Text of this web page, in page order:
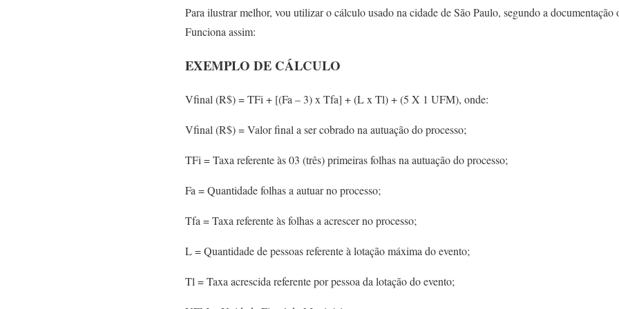
Para ilustrar melhor, vou utilizar o cálculo usado na cidade de São Paulo, segundo a
Funciona assim:
EXEMPLO DE CÁLCULO
Vfinal (R$) = TFi + [(Fa – 3) x Tfa] + (L x Tl) + (5 X 1 UFM), onde:
Vfinal (R$) = Valor final a ser cobrado na autuação do processo;
TFi = Taxa referente às 03 (três) primeiras folhas na autuação do processo;
Fa = Quantidade folhas a autuar no processo;
Tfa = Taxa referente às folhas a acrescer no processo;
L = Quantidade de pessoas referente à lotação máxima do evento;
Tl = Taxa acrescida referente por pessoa da lotação do evento;